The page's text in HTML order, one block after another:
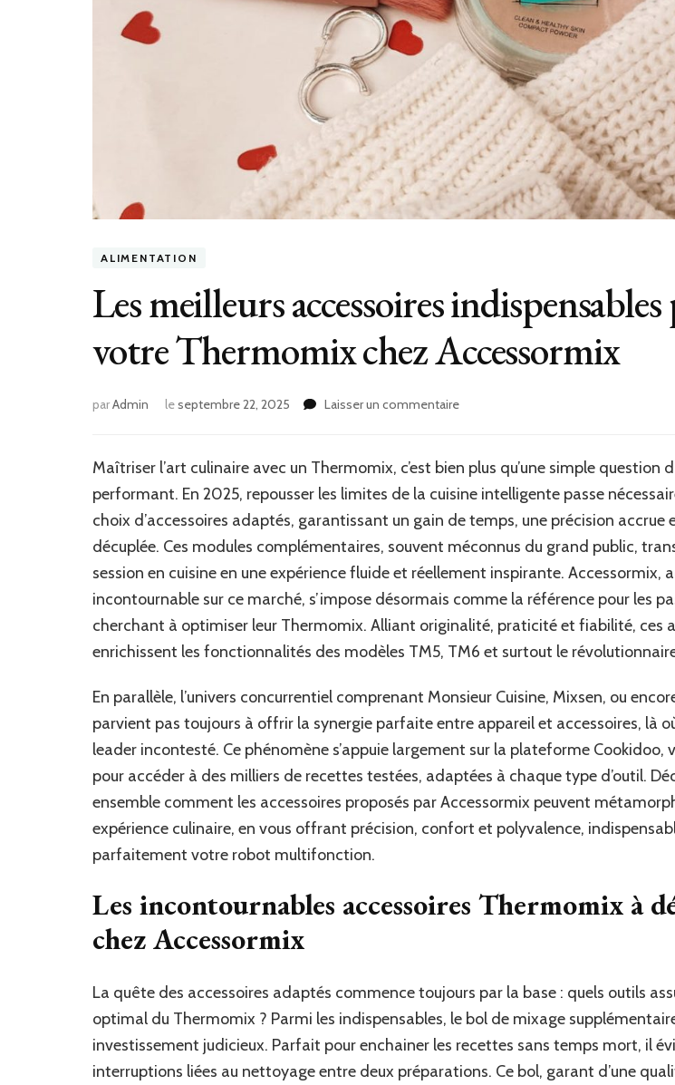
ALIMENTATION
Les meilleurs accessoires
votre Thermomix chez Accessormix
parAdmin leseptembre 22, 2025 Laisser un commentairesur
accessoires
indispensables
pour
votre
Thermomix
chez
Accessormix
Maîtriser l’art culinaire avec un Thermomix, c’est bien plus qu’une simple question
performant. En 2025, repousser les limites de la cuisine intelligente passe
choix d’accessoires adaptés, garantissant un gain de temps, une précision accrue
décuplée. Ces modules complémentaires, souvent méconnus du grand public,
session en cuisine en une expérience fluide et réellement inspirante. Accessormix,
incontournable sur ce marché, s’impose désormais comme la référence pour les
cherchant à optimiser leur Thermomix. Alliant originalité, praticité et fiabilité, ces
enrichissent les fonctionnalités des modèles TM5, TM6 et surtout le
En parallèle, l’univers concurrentiel comprenant Monsieur Cuisine, Mixsen, ou
parvient pas toujours à offrir la synergie parfaite entre appareil et accessoires, là
leader incontesté. Ce phénomène s’appuie largement sur la plateforme Cookidoo,
pour accéder à des milliers de recettes testées, adaptées à chaque type d’outil.
ensemble comment les accessoires proposés par Accessormix peuvent
expérience culinaire, en vous offrant précision, confort et polyvalence,
parfaitement votre robot multifonction.
Les incontournables accessoires Thermomix à
chez Accessormix
La quête des accessoires adaptés commence toujours par la base : quels outils
optimal du Thermomix ? Parmi les indispensables, le bol de mixage
investissement judicieux. Parfait pour enchainer les recettes sans temps mort, il
interruptions liées au nettoyage entre deux préparations. Ce bol, garant d’une